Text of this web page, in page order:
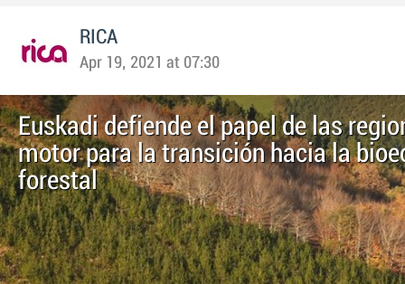
RICA
Apr 19, 2021 at 07:30
Euskadi defiende el papel de las
motor para la transición hacia la
forestal